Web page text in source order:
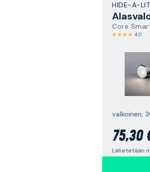
HIDE-A-
Core
4,0
75,30
Lähetetään